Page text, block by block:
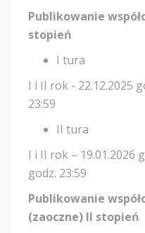
Publikowanie
stopień
I tura
I i II rok - 22.12.2025
23:59
II tura
I i II rok – 19.01.2026
godz. 23:59
Publikowanie
(zaoczne) II stopień